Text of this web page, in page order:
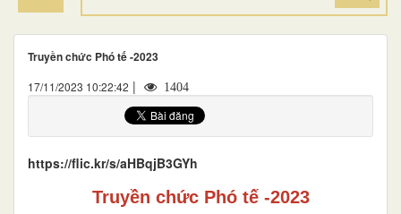
Truyền chức Phó tế -2023
17/11/2023 10:22:42 | 1404
https://flic.kr/s/aHBqjB3GYh
Truyền chức Phó tế -2023